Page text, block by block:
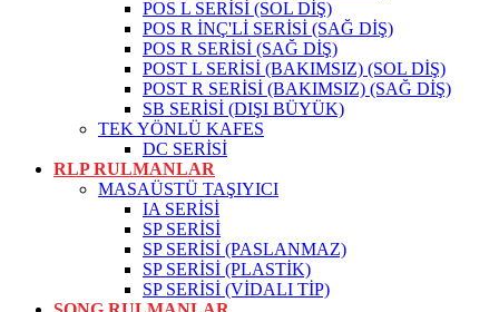
POS L SERİSİ (SOL DİŞ)
POS R İNÇ'Lİ SERİSİ (SAĞ DİŞ)
POS R SERİSİ (SAĞ DİŞ)
POST L SERİSİ (BAKIMSIZ) (SOL DİŞ)
POST R SERİSİ (BAKIMSIZ) (SAĞ DİŞ)
SB SERİSİ (DIŞI BÜYÜK)
TEK YÖNLÜ KAFES
DC SERİSİ
RLP RULMANLAR
MASAÜSTÜ TAŞIYICI
IA SERİSİ
SP SERİSİ
SP SERİSİ (PASLANMAZ)
SP SERİSİ (PLASTİK)
SP SERİSİ (VİDALI TİP)